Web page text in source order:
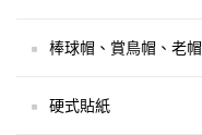
棒球帽、賞鳥帽、老帽
硬式貼紙